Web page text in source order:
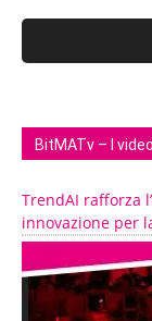
BitMATv – I
TrendAI rafforza
innovazione per